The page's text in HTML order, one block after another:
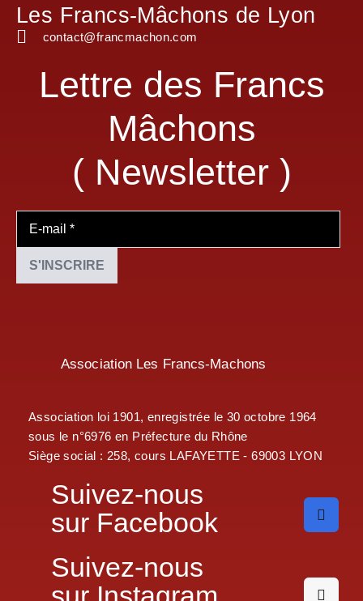
Les Francs-Mâchons de Lyon
contact@francmachon.com
Lettre des Francs
Mâchons
( Newsletter )
Association Les Francs-Machons
Association loi 1901, enregistrée le 30 octobre 1964
sous le n°6976 en Préfecture du Rhône
Siège social : 258, cours LAFAYETTE - 69003 LYON
Suivez-nous
sur Facebook
Suivez-nous